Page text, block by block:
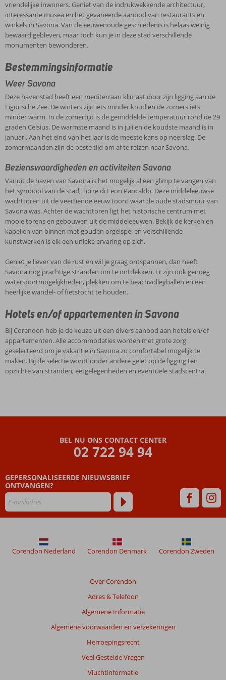
vriendelijke inwoners. Geniet van de indrukwekkende architectuur,
interessante musea en het gevarieerde aanbod van restaurants en
winkels in Savona. Van de eeuwenoude geschiedenis is helaas weinig
bewaard gebleven, maar toch kun je in deze stad verschillende
monumenten bewonderen.
Bestemmingsinformatie
Weer Savona
Deze havenstad heeft een mediterraan klimaat door zijn ligging aan de
Ligurische Zee. De winters zijn iets minder koud en de zomers iets
minder warm. In de zomertijd is de gemiddelde temperatuur rond de 29
graden Celsius. De warmste maand is in juli en de koudste maand is in
januari. Aan het eind van het jaar is de meeste kans op neerslag. De
zomermaanden zijn de beste tijd om af te reizen naar Savona.
Bezienswaardigheden en activiteiten Savona
Vanuit de haven van Savona is het mogelijk al een glimp te vangen van
het symbool van de stad, Torre di Leon Pancaldo. Deze middeleeuwse
wachttoren uit de veertiende eeuw toont waar de oude stadsmuur van
Savona was. Achter de wachttoren ligt het historische centrum met
mooie torens en gebouwen uit de middeleeuwen. Bekijk de kerken en
kapellen van binnen met gouden orgelspel en verschillende
kunstwerken is elk een unieke ervaring op zich.
Geniet je liever van de rust en wil je graag ontspannen, dan heeft
Savona nog prachtige stranden om te ontdekken. Er zijn ook genoeg
watersportmogelijkheden, plekken om te beachvolleyballen en een
heerlijke wandel- of fietstocht te houden.
Hotels en/of appartementen in Savona
Bij Corendon heb je de keuze uit een divers aanbod aan hotels en/of
appartementen. Alle accommodaties worden met grote zorg
geselecteerd om je vakantie in Savona zo comfortabel mogelijk te
maken. Bij de selectie wordt onder andere gelet op de ligging ten
opzichte van stranden, eetgelegenheden en eventuele stadscentra.
BEL NU ONS CONTACT CENTER
02 722 94 94
GEPERSONALISEERDE NIEUWSBRIEF
ONTVANGEN?
Over Corendon
Adres & Telefoon
Algemene Informatie
Algemene voorwaarden en verzekeringen
Herroepingsrecht
Veel Gestelde Vragen
Vluchtinformatie
Corendon Nederland Corendon Denmark Corendon Zweden